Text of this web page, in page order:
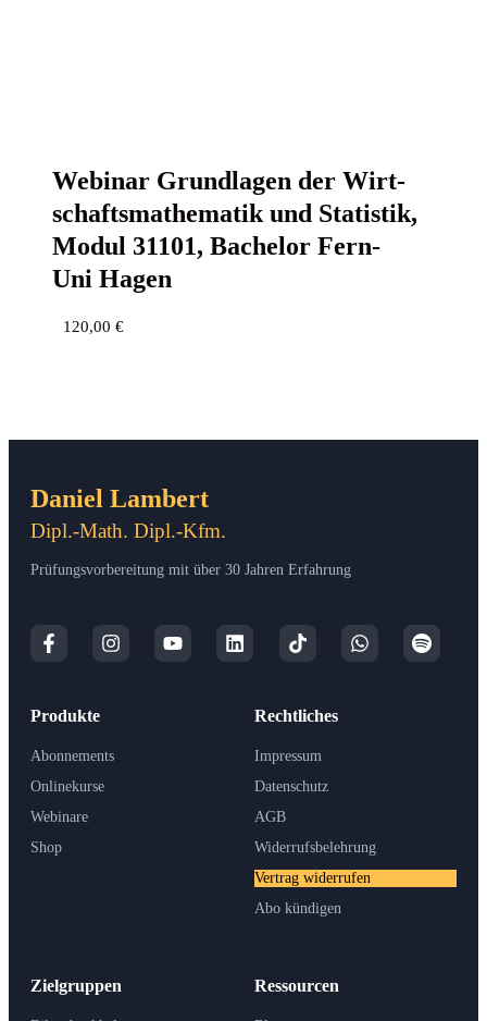
Web­i­nar Grund­la­gen der Wirt­
schafts­ma­the­ma­tik und Sta­tis­tik,
Modul 31101, Bache­lor Fern­
Uni Hagen
120,00 €
Daniel Lambert
Dipl.-Math. Dipl.-Kfm.
Prüfungsvorbereitung mit über 30 Jahren Erfahrung
Produkte
Abonnements
Onlinekurse
Webinare
Shop
Zielgruppen Ressourcen
Rechtliches
Impressum
Datenschutz
AGB
Widerrufsbelehrung
Vertrag widerrufen
Abo kündigen